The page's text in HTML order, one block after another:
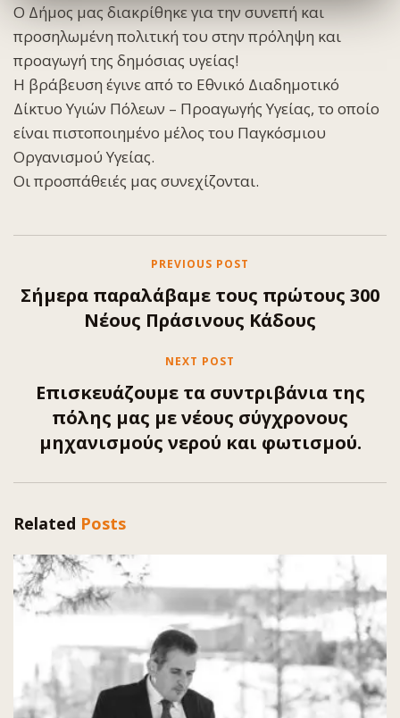
Ο Δήμος μας διακρίθηκε για την συνεπή και
προσηλωμένη πολιτική του στην πρόληψη και
προαγωγή της δημόσιας υγείας!
Η βράβευση έγινε από το Εθνικό Διαδημοτικό
Δίκτυο Υγιών Πόλεων – Προαγωγής Υγείας, το οποίο
είναι πιστοποιημένο μέλος του Παγκόσμιου
Οργανισμού Υγείας.
Οι προσπάθειές μας συνεχίζονται.
PREVIOUS POST
Σήμερα παραλάβαμε τους πρώτους 300
Νέους Πράσινους Κάδους
NEXT POST
Επισκευάζουμε τα συντριβάνια της
πόλης μας με νέους σύγχρονους
μηχανισμούς νερού και φωτισμού.
Related Posts